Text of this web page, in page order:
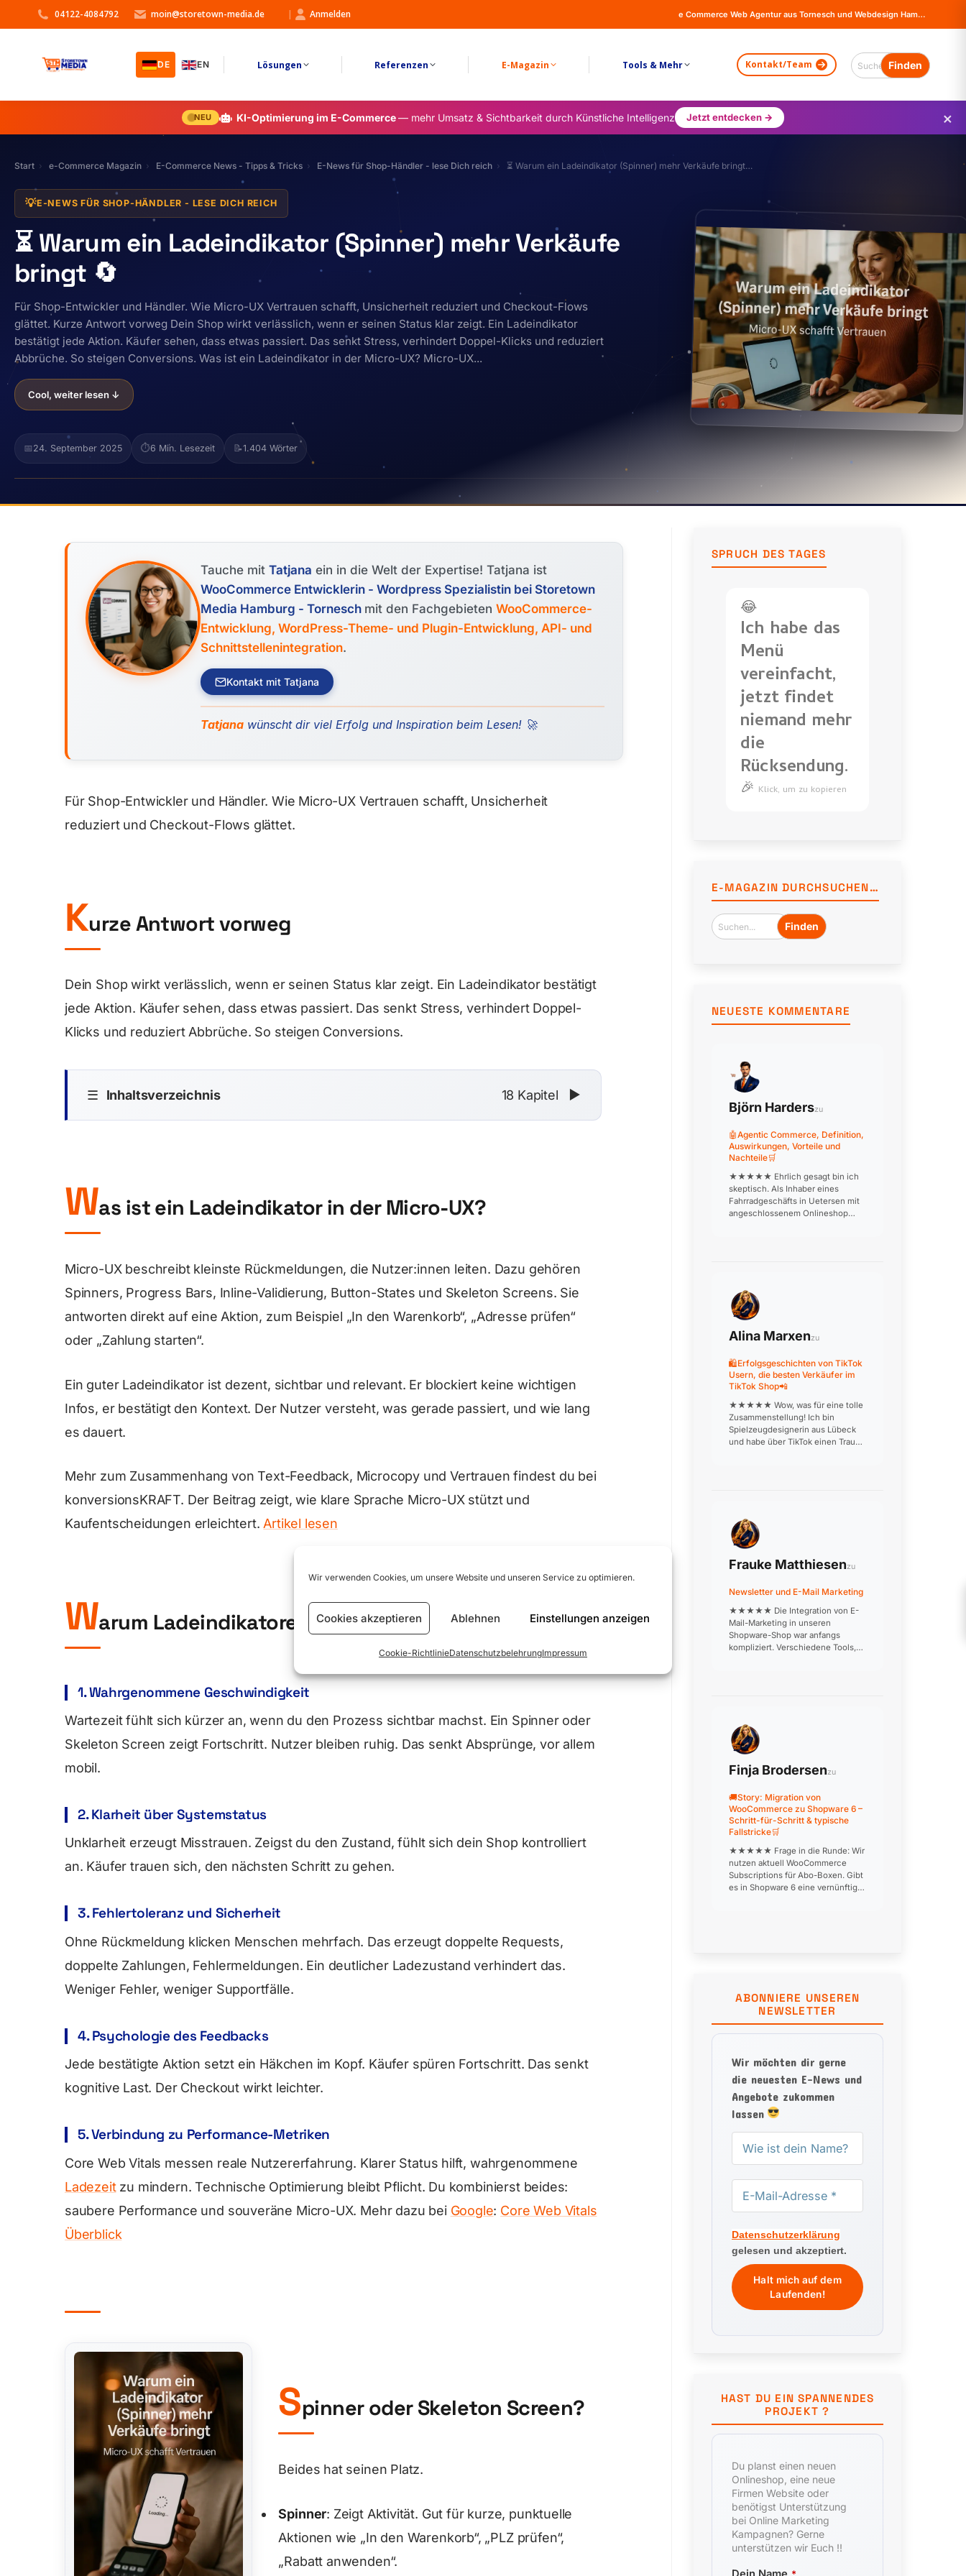
Wir verwenden Cookies, um unsere Website und unseren Service zu optimieren.
Cookies akzeptieren Ablehnen Einstellungen anzeigen
Cookie-RichtlinieDatenschutzbelehrungImpressum
04122-4084792 moin@storetown-media.de | Anmelden e Commerce Web Agentur aus Tornesch und Webdesign Hamburg - Online Shops, Firma Website Erstellung - Magento - Wordpress - WooCommerce
DE EN Lösungen Referenzen E-Magazin Tools & Mehr Kontakt/Team
NEU KI-Optimierung im E-Commerce— mehr Umsatz & Sichtbarkeit durch Künstliche Intelligenz Jetzt entdecken → ×
Start e-Commerce Magazin E-Commerce News - Tipps & Tricks E-News für Shop-Händler - lese Dich reich ⏳ Warum ein Ladeindikator (Spinner) mehr Verkäufe bringt…
💡E-NEWS FÜR SHOP-HÄNDLER - LESE DICH REICH
⏳ Warum ein Ladeindikator (Spinner) mehr Verkäufe
bringt 🔄
Für Shop-Entwickler und Händler. Wie Micro-UX Vertrauen schafft, Unsicherheit reduziert und Checkout-Flows
glättet. Kurze Antwort vorweg Dein Shop wirkt verlässlich, wenn er seinen Status klar zeigt. Ein Ladeindikator
bestätigt jede Aktion. Käufer sehen, dass etwas passiert. Das senkt Stress, verhindert Doppel-Klicks und reduziert
Abbrüche. So steigen Conversions. Was ist ein Ladeindikator in der Micro-UX? Micro-UX...
Cool, weiter lesen ↓
📅 24. September 2025 ⏱️6 Min. Lesezeit 📝1.404 Wörter
Tauche mit Tatjana ein in die Welt der Expertise! Tatjana ist
WooCommerce Entwicklerin - Wordpress Spezialistin bei Storetown
Media Hamburg - Tornesch mit den Fachgebieten WooCommerce-
Entwicklung, WordPress-Theme- und Plugin-Entwicklung, API- und
Schnittstellenintegration.
Kontakt mit Tatjana
Tatjana wünscht dir viel Erfolg und Inspiration beim Lesen! 🚀
Für Shop-Entwickler und Händler. Wie Micro-UX Vertrauen schafft, Unsicherheit
reduziert und Checkout-Flows glättet.
Kurze Antwort vorweg
Dein Shop wirkt verlässlich, wenn er seinen Status klar zeigt. Ein Ladeindikator bestätigt
jede Aktion. Käufer sehen, dass etwas passiert. Das senkt Stress, verhindert Doppel-
Klicks und reduziert Abbrüche. So steigen Conversions.
☰ Inhaltsverzeichnis 18 Kapitel ▼
Was ist ein Ladeindikator in der Micro-UX?
Micro-UX beschreibt kleinste Rückmeldungen, die Nutzer:innen leiten. Dazu gehören
Spinners, Progress Bars, Inline-Validierung, Button-States und Skeleton Screens. Sie
antworten direkt auf eine Aktion, zum Beispiel „In den Warenkorb“, „Adresse prüfen“
oder „Zahlung starten“.
Ein guter Ladeindikator ist dezent, sichtbar und relevant. Er blockiert keine wichtigen
Infos, er bestätigt den Kontext. Der Nutzer versteht, was gerade passiert, und wie lang
es dauert.
Mehr zum Zusammenhang von Text-Feedback, Microcopy und Vertrauen findest du bei
konversionsKRAFT. Der Beitrag zeigt, wie klare Sprache Micro-UX stützt und
Kaufentscheidungen erleichtert.Artikel lesen
Warum Ladeindikatoren Conversions erhöhen
1. Wahrgenommene Geschwindigkeit
Wartezeit fühlt sich kürzer an, wenn du den Prozess sichtbar machst. Ein Spinner oder
Skeleton Screen zeigt Fortschritt. Nutzer bleiben ruhig. Das senkt Absprünge, vor allem
mobil.
2. Klarheit über Systemstatus
Unklarheit erzeugt Misstrauen. Zeigst du den Zustand, fühlt sich dein Shop kontrolliert
an. Käufer trauen sich, den nächsten Schritt zu gehen.
3. Fehlertoleranz und Sicherheit
Ohne Rückmeldung klicken Menschen mehrfach. Das erzeugt doppelte Requests,
doppelte Zahlungen, Fehlermeldungen. Ein deutlicher Ladezustand verhindert das.
Weniger Fehler, weniger Supportfälle.
4. Psychologie des Feedbacks
Jede bestätigte Aktion setzt ein Häkchen im Kopf. Käufer spüren Fortschritt. Das senkt
kognitive Last. Der Checkout wirkt leichter.
5. Verbindung zu Performance-Metriken
Core Web Vitals messen reale Nutzererfahrung. Klarer Status hilft, wahrgenommene
Ladezeitzu mindern. Technische Optimierung bleibt Pflicht. Du kombinierst beides:
saubere Performance und souveräne Micro-UX. Mehr dazu bei Google: Core Web Vitals
Überblick
Spinner oder Skeleton Screen?
Beides hat seinen Platz.
Spinner: Zeigt Aktivität. Gut für kurze, punktuelle
Aktionen wie „In den Warenkorb“, „PLZ prüfen“,
„Rabatt anwenden“.
SPRUCH DES TAGES
😂
Ich habe das
Menü
vereinfacht,
jetzt findet
niemand mehr
die
Rücksendung.
🎉 Klick, um zu kopieren
jetzt
findet
E-MAGAZIN DURCHSUCHEN…
NEUESTE KOMMENTARE
Björn Harderszu
🤖Agentic Commerce, Definition,
Auswirkungen, Vorteile und
Nachteile🛒
★★★★★ Ehrlich gesagt bin ich
skeptisch. Als Inhaber eines
Fahrradgeschäfts in Uetersen mit
angeschlossenem Onlineshop
Alina Marxenzu
🛍️Erfolgsgeschichten von TikTok
Usern, die besten Verkäufer im
TikTok Shop📲
★★★★★ Wow, was für eine tolle
Zusammenstellung! Ich bin
Spielzeugdesignerin aus Lübeck
und habe über TikTok einen Traum
Frauke Matthiesenzu
Newsletter und E-Mail Marketing
★★★★★ Die Integration von E-
Mail-Marketing in unseren
Shopware-Shop war anfangs
kompliziert. Verschiedene Tools,
Finja Brodersenzu
🚚Story: Migration von
WooCommerce zu Shopware 6 –
Schritt-für-Schritt & typische
Fallstricke🛒
★★★★★ Frage in die Runde: Wir
nutzen aktuell WooCommerce
Subscriptions für Abo-Boxen. Gibt
es in Shopware 6 eine vernünftige
ABONNIERE UNSEREN
NEWSLETTER
Wir möchten dir gerne
die neuesten E-News und
Angebote zukommen
lassen
Datenschutzerklärung
gelesen und akzeptiert.
HAST DU EIN SPANNENDES
PROJEKT ?
Du planst einen neuen
Onlineshop, eine neue
Firmen Website oder
benötigst Unterstützung
bei Online Marketing
Kampagnen? Gerne
unterstützen wir Euch !!
*